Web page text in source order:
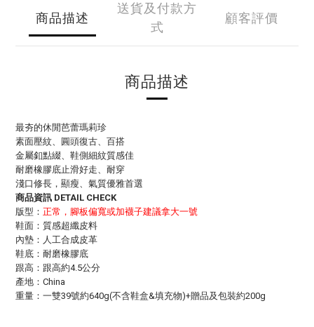
商品描述
送貨及付款方
式
顧客評價
商品描述
最夯的休閒芭蕾瑪莉珍
素面壓紋、圓頭復古、百搭
金屬釦點綴、鞋側細紋質感佳
耐磨橡膠底止滑好走、耐穿
淺口修長，顯瘦、氣質優雅首選
商品資訊 DETAIL CHECK
版型： 正常，腳板偏寬或加襪子建議拿大一號
鞋面：質感超纖皮料
內墊：人工合成皮革
鞋底：耐磨橡膠底
跟高：跟高約4.5公分
產地：China
重量：一雙39號約640g(不含鞋盒&填充物)+贈品及包裝約200g